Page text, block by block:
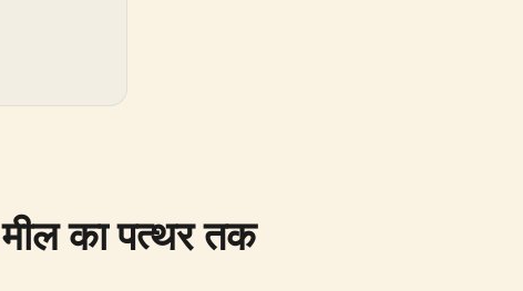
मील का पत्थर तक